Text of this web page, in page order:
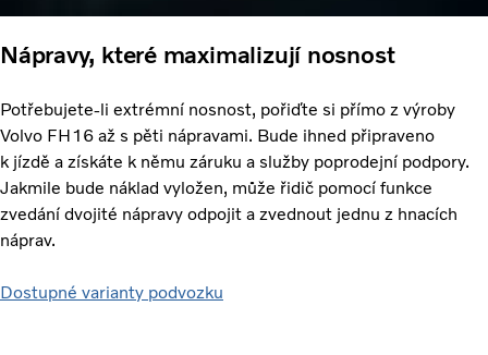
Nápravy, které maximalizují nosnost
Potřebujete-li extrémní nosnost, pořiďte si přímo z výroby
Volvo FH16 až s pěti nápravami. Bude ihned připraveno
k jízdě a získáte k němu záruku a služby poprodejní podpory.
Jakmile bude náklad vyložen, může řidič pomocí funkce
zvedání dvojité nápravy odpojit a zvednout jednu z hnacích
náprav.
Dostupné varianty podvozku